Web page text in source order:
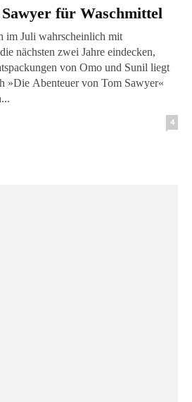
für Waschmittel
im Juli wahrscheinlich mit
nächsten zwei Jahre eindecken,
von Omo und Sunil liegt
»Die Abenteuer von Tom Sawyer«
4